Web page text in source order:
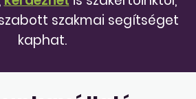
szakmai segítséget
kaphat.